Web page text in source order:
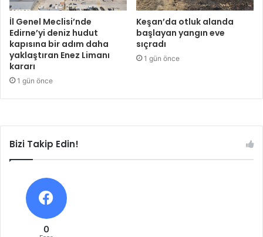
İl Genel Meclisi’nde
Edirne’yi deniz hudut
kapısına bir adım daha
yaklaştıran Enez Limanı
kararı
1 gün önce
Keşan’da otluk alanda
başlayan yangın eve
sıçradı
1 gün önce
Bizi Takip Edin!
0